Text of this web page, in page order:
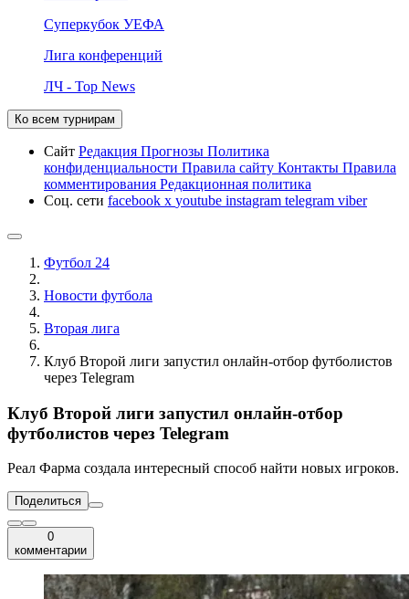
Суперкубок УЕФА
Лига конференций
ЛЧ - Top News
Ко всем турнирам
Сайт Редакция Прогнозы Политика
конфиденциальности Правила сайту Контакты Правила
комментирования Редакционная политика
Соц. сети facebook x youtube instagram telegram viber
Футбол 24
Новости футбола
Вторая лига
Клуб Второй лиги запустил онлайн-отбор футболистов
через Telegram
Клуб Второй лиги запустил онлайн-отбор
футболистов через Telegram
Реал Фарма создала интересный способ найти новых игроков.
Поделиться
0
комментарии